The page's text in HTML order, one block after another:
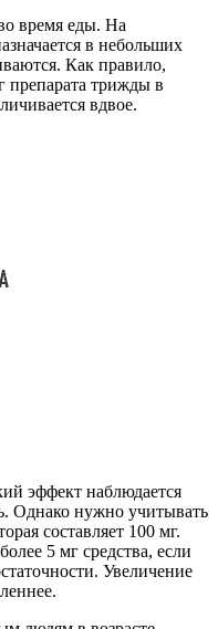
время еды. На
в небольших
Как правило,
препарата трижды в
вдвое.
эффект наблюдается
Однако нужно учитывать
составляет 100 мг.
5 мг средства, если
Увеличение